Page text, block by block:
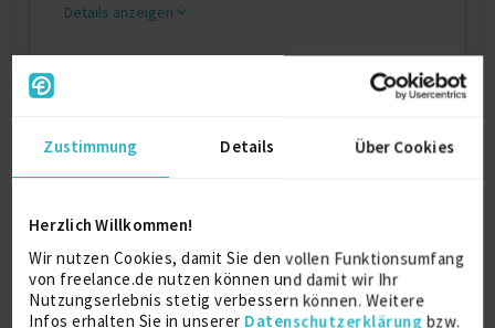
Zustimmung Details Über Cookies
Herzlich Willkommen!
Wir nutzen Cookies, damit Sie den vollen Funktionsumfang
von freelance.de nutzen können und damit wir Ihr
Nutzungserlebnis stetig verbessern können. Weitere
Infos erhalten Sie in unserer Datenschutzerklärung bzw.
Details anzeigen
UX/UI Design
2025
Ausbildung